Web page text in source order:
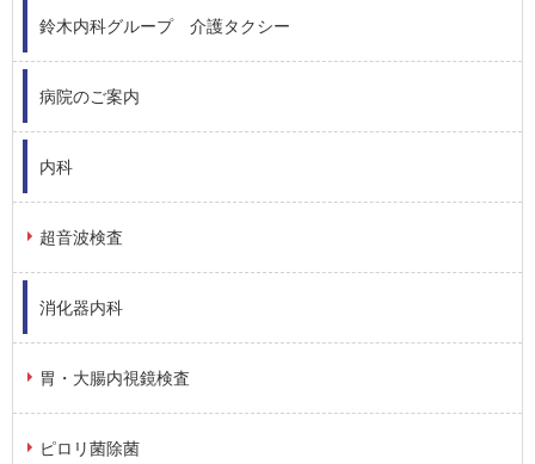
鈴木内科グループ 介護タクシー
病院のご案内
内科
超音波検査
消化器内科
胃・大腸内視鏡検査
ピロリ菌除菌